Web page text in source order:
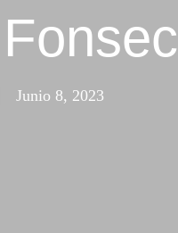
Junio 8, 2023